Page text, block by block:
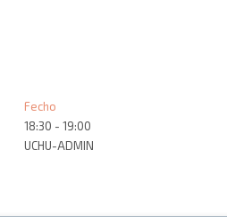
Fecho
18:30 - 19:00
UCHU-ADMIN